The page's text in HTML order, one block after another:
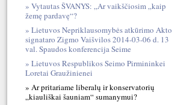
Vytautas ŠVANYS: „Ar vaikščiosim „kaip
žemę pardavę“?
Lietuvos Nepriklausomybės atkūrimo Akto
signataro Zigmo Vaišvilos 2014-03-06 d. 13
val. Spaudos konferencija Seime
Lietuvos Respublikos Seimo Pirmininkei
Loretai Graužinienei
Ar pritariame liberalų ir konservatorių
„kiauliškai šauniam“ sumanymui?